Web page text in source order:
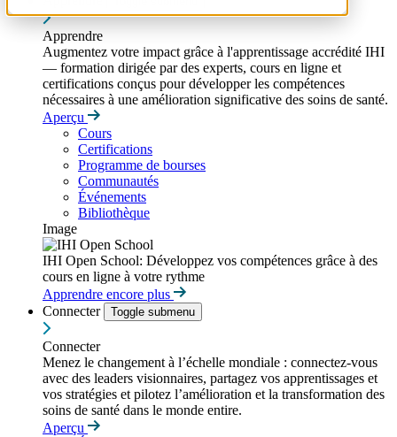
Apprendre
Augmentez votre impact grâce à l'apprentissage accrédité IHI
— formation dirigée par des experts, cours en ligne et
certifications conçus pour développer les compétences
nécessaires à une amélioration significative des soins de santé.
Aperçu
Cours
Certifications
Programme de bourses
Communautés
Événements
Bibliothèque
Image
IHI Open School: Développez vos compétences grâce à des
cours en ligne à votre rythme
Apprendre encore plus
Connecter
Toggle submenu
Connecter
Menez le changement à l’échelle mondiale : connectez-vous
avec des leaders visionnaires, partagez vos apprentissages et
vos stratégies et pilotez l’amélioration et la transformation des
soins de santé dans le monde entire.
Aperçu